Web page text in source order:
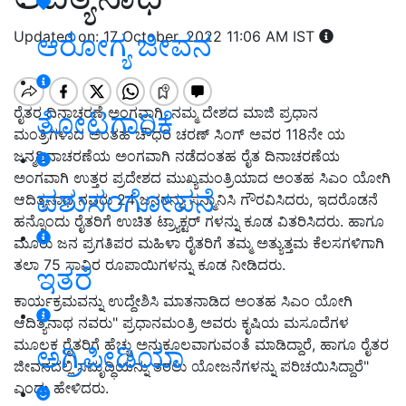
ಆರೋಗ್ಯ ಜೀವನ
ತೋಟಗಾರಿಕೆ
ಪಶುಸಂಗೋಪನೆ
ಇತರೆ
ಅಗ್ರಿಪೀಡಿಯಾ
Updated on: 17 October, 2022 11:06 AM IST
ರೈತರ ದಿನಾಚರಣೆ ಅಂಗವಾಗಿ, ನಮ್ಮ ದೇಶದ ಮಾಜಿ ಪ್ರಧಾನ
ಮಂತ್ರಿಗಳಾದ ಅಂತಹ ಚೌಧರಿ ಚರಣ್ ಸಿಂಗ್ ಅವರ 118ನೇ ಯ
ಜನ್ಮದಿನಾಚರಣೆಯ ಅಂಗವಾಗಿ ನಡೆದಂತಹ ರೈತ ದಿನಾಚರಣೆಯ
ಅಂಗವಾಗಿ ಉತ್ತರ ಪ್ರದೇಶದ ಮುಖ್ಯಮಂತ್ರಿಯಾದ ಅಂತಹ ಸಿಎಂ ಯೋಗಿ
ಆದಿತ್ಯನಾಥ ನವರು 24 ಜನರನ್ನು ಸನ್ಮಾನಿಸಿ ಗೌರವಿಸಿದರು, ಇದರೊಡನೆ
ಹನ್ನೊಂದು ರೈತರಿಗೆ ಉಚಿತ ಟ್ರ್ಯಾಕ್ಟರ್ ಗಳನ್ನು ಕೂಡ ವಿತರಿಸಿದರು. ಹಾಗೂ
ಮೂರು ಜನ ಪ್ರಗತಿಪರ ಮಹಿಳಾ ರೈತರಿಗೆ ತಮ್ಮ ಅತ್ಯುತ್ತಮ ಕೆಲಸಗಳಿಗಾಗಿ
ತಲಾ 75 ಸಾವಿರ ರೂಪಾಯಿಗಳನ್ನು ಕೂಡ ನೀಡಿದರು.
ಕಾರ್ಯಕ್ರಮವನ್ನು ಉದ್ದೇಶಿಸಿ ಮಾತನಾಡಿದ ಅಂತಹ ಸಿಎಂ ಯೋಗಿ
ಆದಿತ್ಯನಾಥ ನವರು" ಪ್ರಧಾನಮಂತ್ರಿ ಅವರು ಕೃಷಿಯ ಮಸೂದೆಗಳ
ಮೂಲಕ ರೈತರಿಗೆ ಹೆಚ್ಚು ಅನುಕೂಲವಾಗುವಂತೆ ಮಾಡಿದ್ದಾರೆ, ಹಾಗೂ ರೈತರ
ಜೀವನದಲ್ಲಿ ಸಮೃದ್ಧಿಯನ್ನು ತರಲು ಯೋಜನೆಗಳನ್ನು ಪರಿಚಯಿಸಿದ್ದಾರೆ"
ಎಂದು ಹೇಳಿದರು.